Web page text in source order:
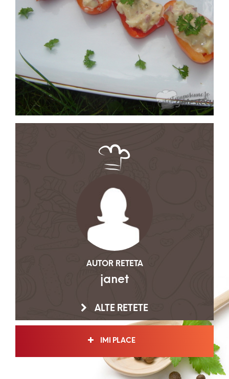
AUTOR RETETA
janet
ALTE RETETE
IMI PLACE